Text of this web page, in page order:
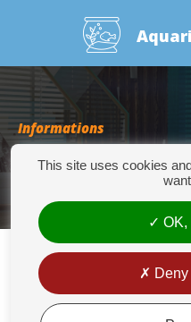
Informations
Catégories
276 Quater Route de la Bassée -
This site uses cookies
OK,